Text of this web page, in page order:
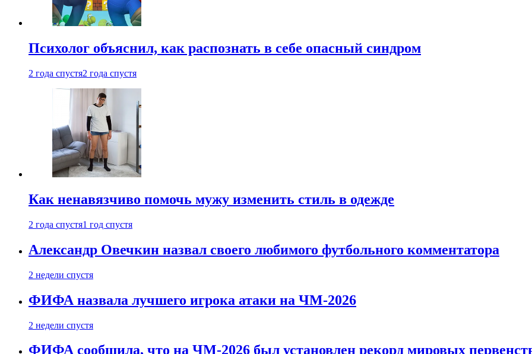
Психолог объяснил, как распознать в себе опасный синдром
2 года спустя2 года спустя
Как ненавязчиво помочь мужу изменить стиль в одежде
2 года спустя1 год спустя
Александр Овечкин назвал своего любимого футбольного комментатора
2 недели спустя
ФИФА назвала лучшего игрока атаки на ЧМ-2026
2 недели спустя
ФИФА сообщила, что на ЧМ-2026 был установлен рекорд мировых